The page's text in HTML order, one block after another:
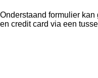
Onderstaand formulier kan
en credit card via een